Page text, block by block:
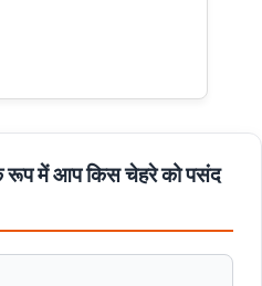
रूप में आप किस चेहरे को पसंद